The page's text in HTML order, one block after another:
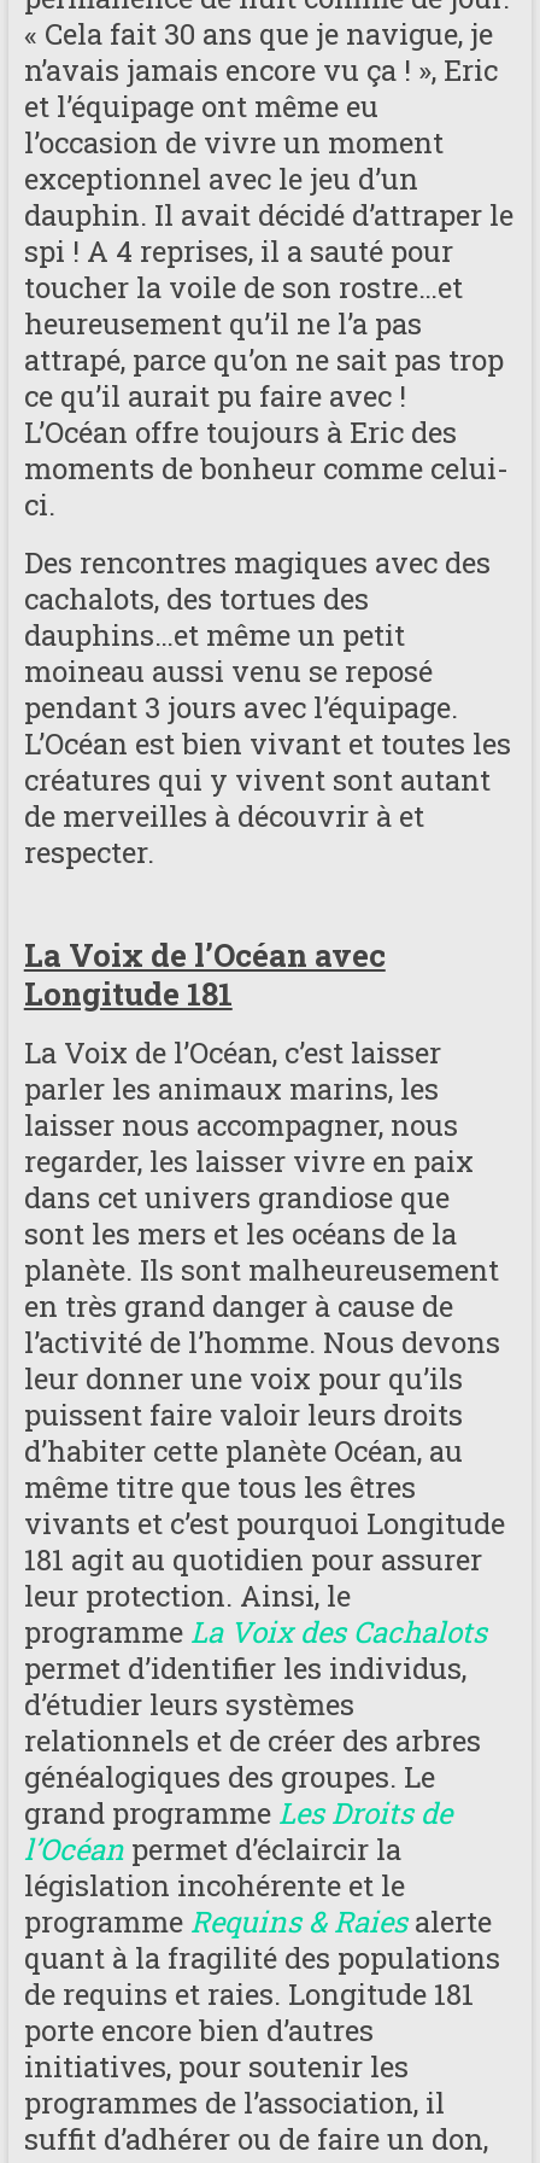
« Cela fait 30 ans que je navigue, je
n’avais jamais encore vu ça ! », Eric
et l’équipage ont même eu
l’occasion de vivre un moment
exceptionnel avec le jeu d’un
dauphin. Il avait décidé d’attraper le
spi ! A 4 reprises, il a sauté pour
toucher la voile de son rostre…et
heureusement qu’il ne l’a pas
attrapé, parce qu’on ne sait pas trop
ce qu’il aurait pu faire avec !
L’Océan offre toujours à Eric des
moments de bonheur comme celui-
ci.
Des rencontres magiques avec des
cachalots, des tortues des
dauphins…et même un petit
moineau aussi venu se reposé
pendant 3 jours avec l’équipage.
L’Océan est bien vivant et toutes les
créatures qui y vivent sont autant
de merveilles à découvrir à et
respecter.
La Voix de l’Océan avec
Longitude 181
La Voix de l’Océan, c’est laisser
parler les animaux marins, les
laisser nous accompagner, nous
regarder, les laisser vivre en paix
dans cet univers grandiose que
sont les mers et les océans de la
planète. Ils sont malheureusement
en très grand danger à cause de
l’activité de l’homme. Nous devons
leur donner une voix pour qu’ils
puissent faire valoir leurs droits
d’habiter cette planète Océan, au
même titre que tous les êtres
vivants et c’est pourquoi Longitude
181 agit au quotidien pour assurer
leur protection. Ainsi, le
programme La Voix des Cachalots
permet d’identifier les individus,
d’étudier leurs systèmes
relationnels et de créer des arbres
généalogiques des groupes. Le
grand programme Les Droits de
l’Océanpermet d’éclaircir la
législation incohérente et le
programme Requins & Raiesalerte
quant à la fragilité des populations
de requins et raies. Longitude 181
porte encore bien d’autres
initiatives, pour soutenir les
programmes de l’association, il
suffit d’adhérer ou de faire un don,